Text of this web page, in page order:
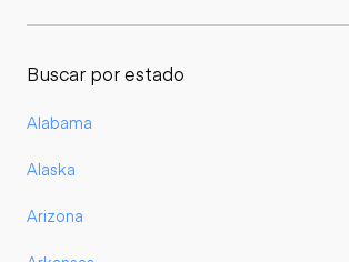
Buscar por estado
Alabama
Alaska
Arizona